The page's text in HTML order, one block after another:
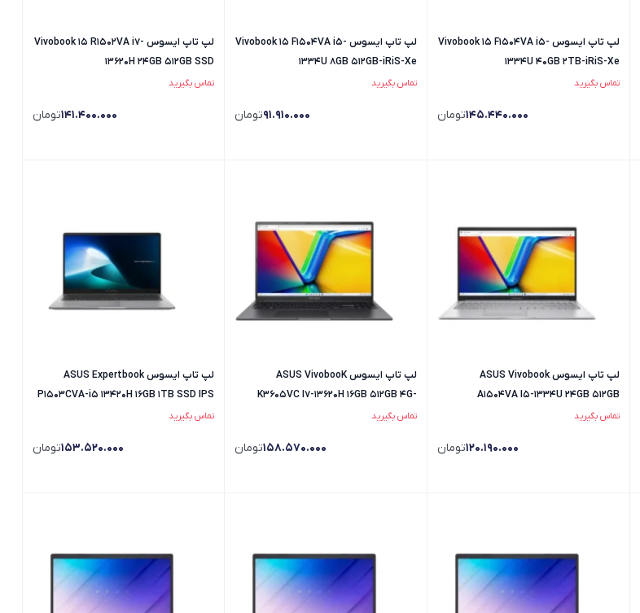
لپ تاپ ایسوس Vivobook 15 F1504VA i5-
1334U 40GB 2TB-iRiS-Xe
تماس بگیرید
145.440.000تومان
لپ تاپ ایسوس Vivobook 15 F1504VA i5-
1334U 8GB 512GB-iRiS-Xe
تماس بگیرید
91.910.000تومان
لپ تاپ ایسوس Vivobook 15 R1502VA i7-
13620H 24GB 512GB SSD
تماس بگیرید
141.400.000تومان
لپ تاپ ایسوس ASUS Vivobook
A1504VA I5-1334U 24GB 512GB
FingerPrint + Backlit
تماس بگیرید
120.190.000تومان
لپ تاپ ایسوس ASUS VivobooK
K3605VC I7-13620H 16GB 512GB 4G-
RTX3050 IPS
تماس بگیرید
158.570.000تومان
لپ تاپ ایسوس ASUS Expertbook
P1503CVA-i5 13420H 16GB 1TB SSD IPS
تماس بگیرید
153.520.000تومان